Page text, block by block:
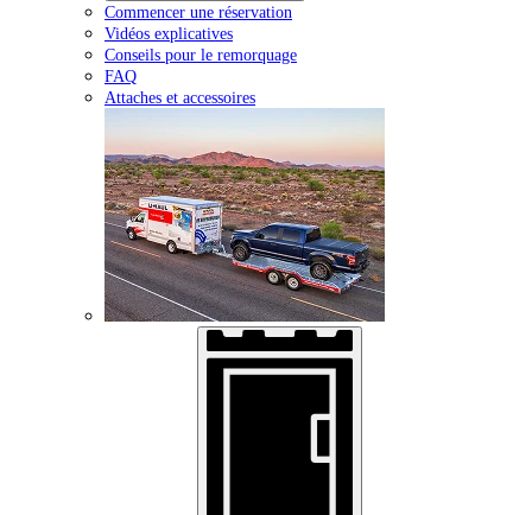
Commencer une réservation
Vidéos explicatives
Conseils pour le remorquage
FAQ
Attaches et accessoires